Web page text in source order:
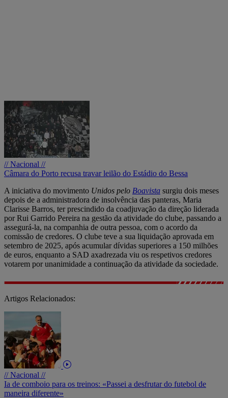
// Nacional //
Câmara do Porto recusa travar leilão do Estádio do Bessa
A iniciativa do movimento Unidos pelo Boavista surgiu dois meses
depois de a administradora de insolvência das panteras, Maria
Clarisse Barros, ter prescindido da coadjuvação da direção liderada
por Rui Garrido Pereira na gestão da atividade do clube, passando a
assegurá-la, na companhia de outra pessoa, com o acordo da
comissão de credores. O clube teve a sua liquidação aprovada em
setembro de 2025, após acumular dívidas superiores a 150 milhões
de euros, enquanto a SAD axadrezada viu os respetivos credores
votarem por unanimidade a continuação da atividade da sociedade.
Artigos Relacionados:
// Nacional //
Ia de comboio para os treinos: «Passei a desfrutar do futebol de
maneira diferente»